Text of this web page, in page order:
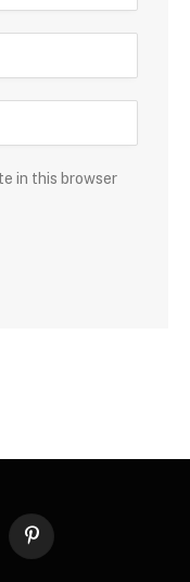
in this browser
Pinterest